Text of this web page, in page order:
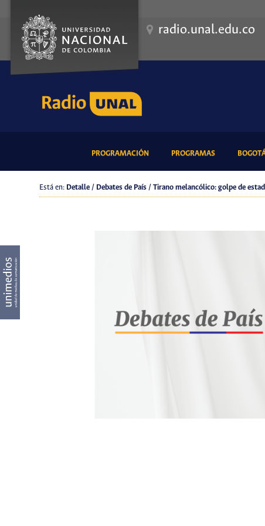
radio.unal.edu.co
PROGRAMACIÓN(CURRENT)PROGRAMAS(CURRENT)
Está en: Detalle / Debates de País / Tirano melancólico: golpe de